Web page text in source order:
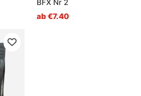
BFX Nr 2
ab €7.40